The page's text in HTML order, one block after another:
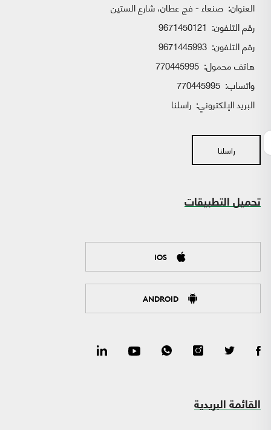
العنوان: صنعاء - فج عطان، شارع الستين
رقم التلفون: 9671450121
رقم التلفون: 9671445993
هاتف محمول: 770445995
واتساب:
البريد الإلكتروني: راسلنا
راسلنا
تحميل التطبيقات
IOS
ANDROID
القائمة البريدية